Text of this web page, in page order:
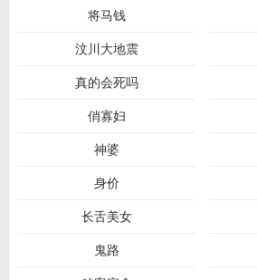
将马钱
汶川大地震
真的会死吗
俏寡妇
神婆
身价
长舌美女
鬼路